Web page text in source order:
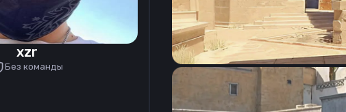
xzr
Без команды
CSGO-6TUAY-cEBwL-MaNiN-